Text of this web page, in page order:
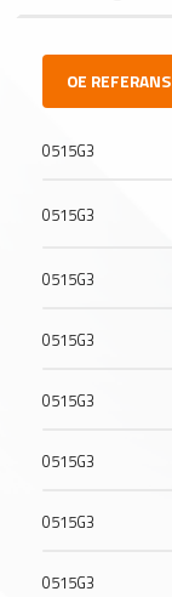
OE REFERANS
0515G3
0515G3
0515G3
0515G3
0515G3
0515G3
0515G3
0515G3